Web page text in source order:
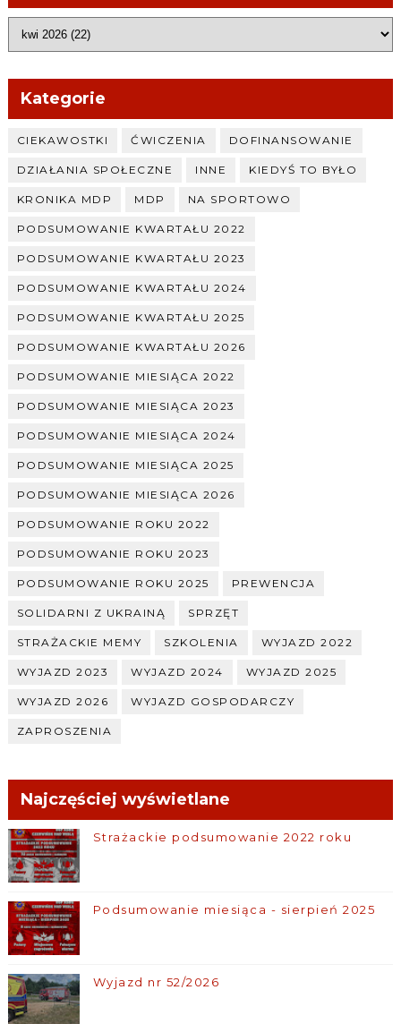
Kategorie
CIEKAWOSTKI ĆWICZENIA DOFINANSOWANIE
DZIAŁANIA SPOŁECZNE INNE KIEDYŚ TO BYŁO
KRONIKA MDP MDP NA SPORTOWO
PODSUMOWANIE KWARTAŁU 2022
PODSUMOWANIE KWARTAŁU 2023
PODSUMOWANIE KWARTAŁU 2024
PODSUMOWANIE KWARTAŁU 2025
PODSUMOWANIE KWARTAŁU 2026
PODSUMOWANIE MIESIĄCA 2022
PODSUMOWANIE MIESIĄCA 2023
PODSUMOWANIE MIESIĄCA 2024
PODSUMOWANIE MIESIĄCA 2025
PODSUMOWANIE MIESIĄCA 2026
PODSUMOWANIE ROKU 2022
PODSUMOWANIE ROKU 2023
PODSUMOWANIE ROKU 2025 PREWENCJA
SOLIDARNI Z UKRAINĄ SPRZĘT
STRAŻACKIE MEMY SZKOLENIA WYJAZD 2022
WYJAZD 2023 WYJAZD 2024 WYJAZD 2025
WYJAZD 2026 WYJAZD GOSPODARCZY
ZAPROSZENIA
Najczęściej wyświetlane
Strażackie podsumowanie 2022 roku
Podsumowanie miesiąca - sierpień 2025
Wyjazd nr 52/2026